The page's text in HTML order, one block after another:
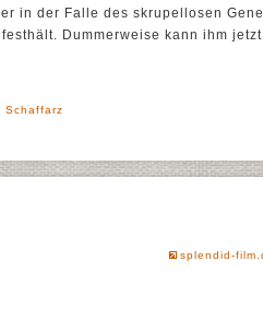
in der Falle des skrupellosen
Dummerweise kann ihm
Schaffarz
splendid-